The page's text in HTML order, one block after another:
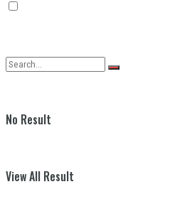
No Result
View All Result